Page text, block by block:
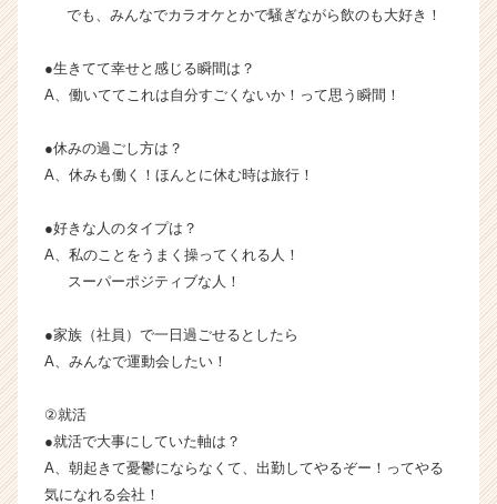
e
C
a
e
でも、みんなでカラオケとかで騒ぎながら飲のも大好き！
●生きてて幸せと感じる瞬間は？
A、働いててこれは自分すごくないか！って思う瞬間！
●休みの過ごし方は？
A、休みも働く！ほんとに休む時は旅行！
●好きな人のタイプは？
A、私のことをうまく操ってくれる人！
スーパーポジティブな人！
●家族（社員）で一日過ごせるとしたら
A、みんなで運動会したい！
②就活
●就活で大事にしていた軸は？
A、朝起きて憂鬱にならなくて、出勤してやるぞー！ってやる
気になれる会社！